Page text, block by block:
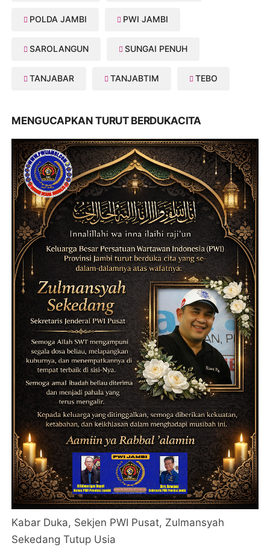
POLDA JAMBI PWI JAMBI
SAROLANGUN SUNGAI PENUH
TANJABAR TANJABTIM TEBO
MENGUCAPKAN TURUT BERDUKACITA
Kabar Duka, Sekjen PWI Pusat, Zulmansyah
Sekedang Tutup Usia